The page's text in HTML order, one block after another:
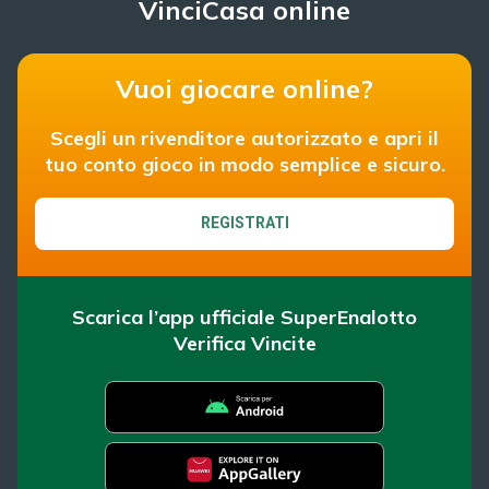
VinciCasa online
Vuoi giocare online?
Scegli un rivenditore autorizzato e apri il
tuo conto gioco in modo semplice e sicuro.
REGISTRATI
Scarica l’app ufficiale SuperEnalotto
Verifica Vincite